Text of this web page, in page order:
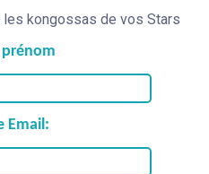
les kongossas de vos Stars
Email: